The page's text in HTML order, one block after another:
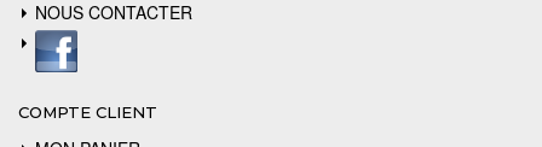
NOUS CONTACTER
COMPTE CLIENT